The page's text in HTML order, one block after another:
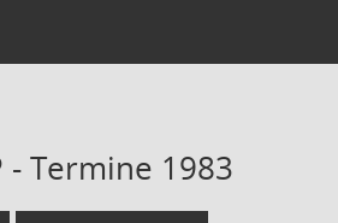
- Termine 1983